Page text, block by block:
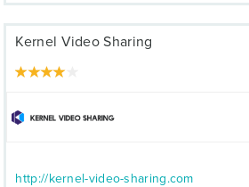
Kernel Video Sharing
http://kernel-video-sharing.com